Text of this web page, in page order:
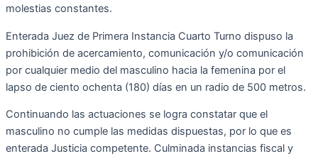
molestias constantes.
Enterada Juez de Primera Instancia Cuarto Turno dispuso la
prohibición de acercamiento, comunicación y/o comunicación
por cualquier medio del masculino hacia la femenina por el
lapso de ciento ochenta (180) días en un radio de 500 metros.
Continuando las actuaciones se logra constatar que el
masculino no cumple las medidas dispuestas, por lo que es
enterada Justicia competente. Culminada instancias fiscal y